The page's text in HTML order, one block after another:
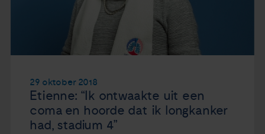
29 oktober 2018
Etienne: “Ik ontwaakte uit een
coma en hoorde dat ik longkanker
had, stadium 4”